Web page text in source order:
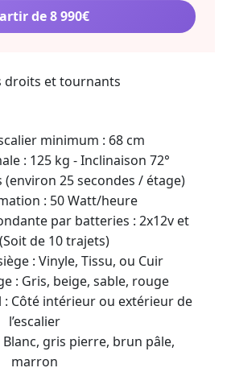
de 8 990€
droits et tournants
minimum : 68 cm
: 125 kg - Inclinaison 72°
(environ 25 secondes / étage)
: 50 Watt/heure
par batteries : 2x12v et
de 10 trajets)
: Vinyle, Tissu, ou Cuir
: Gris, beige, sable, rouge
Côté intérieur ou extérieur de
l’escalier
gris pierre, brun pâle,
marron